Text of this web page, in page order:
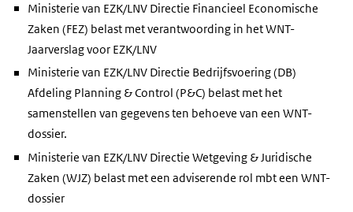
Ministerie van EZK/LNV Directie Financieel Economische
Zaken (FEZ) belast met verantwoording in het WNT-
Jaarverslag voor EZK/LNV
Ministerie van EZK/LNV Directie Bedrijfsvoering (DB)
Afdeling Planning & Control (P&C) belast met het
samenstellen van gegevens ten behoeve van een WNT-
dossier.
Ministerie van EZK/LNV Directie Wetgeving & Juridische
Zaken (WJZ) belast met een adviserende rol mbt een WNT-
dossier